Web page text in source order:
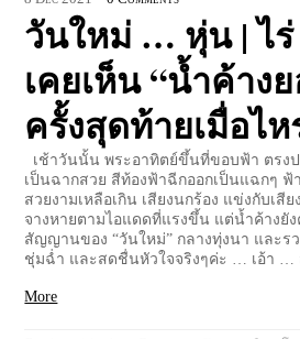
วันใหม่ … หุ่น | ไ
เคยเห็น “น้ำค้าง
ครั้งสุดท้ายเมื่อไห
เช้าวันนั้น พระอาทิตย์ขึ้นที่ขอบฟ้า ตรง
เป็นฉากสวย สีท้องฟ้าฉีกออกเป็นแฉกๆ
สวยงามเหลือเกิน เสียงนกร้อง แข่งกับเสี
จางหายตามไอแดดที่แรงขึ้น แต่น้ำค้างยั
สัญญานของ “วันใหม่” กลางทุ่งนา และร
ชุ่มฉ่ำ และสดชื่นหัวใจจริงๆค่ะ … เอ้า …
More